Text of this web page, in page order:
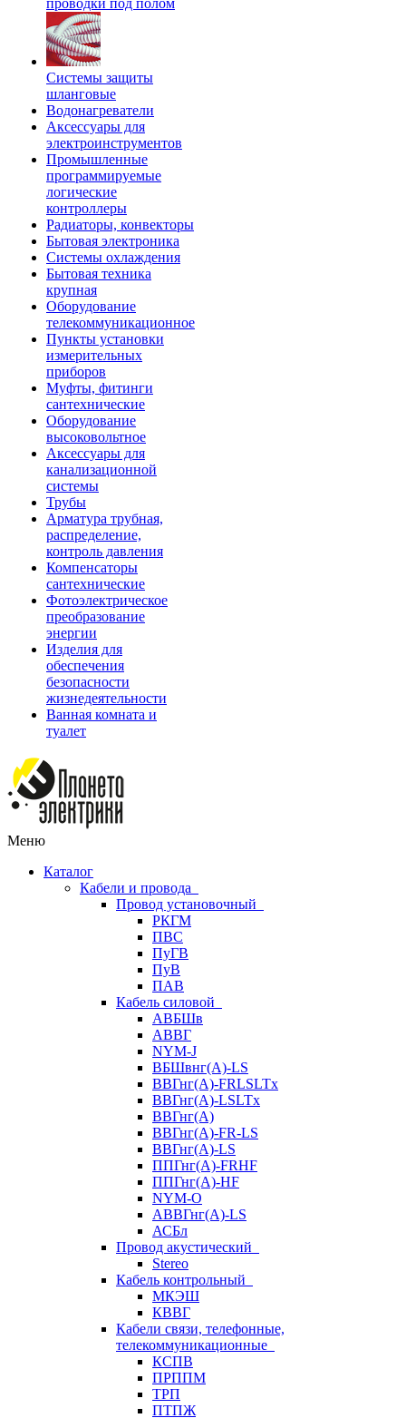
проводки под полом
Системы защиты
шланговые
Водонагреватели
Аксессуары для
электроинструментов
Промышленные
программируемые
логические
контроллеры
Радиаторы, конвекторы
Бытовая электроника
Системы охлаждения
Бытовая техника
крупная
Оборудование
телекоммуникационное
Пункты установки
измерительных
приборов
Муфты, фитинги
сантехнические
Оборудование
высоковольтное
Аксессуары для
канализационной
системы
Трубы
Арматура трубная,
распределение,
контроль давления
Компенсаторы
сантехнические
Фотоэлектрическое
преобразование
энергии
Изделия для
обеспечения
безопасности
жизнедеятельности
Ванная комната и
туалет
Меню
Каталог
Кабели и провода
Провод установочный
РКГМ
ПВС
ПуГВ
ПуВ
ПАВ
Кабель силовой
АВБШв
АВВГ
NYM-J
ВБШвнг(А)-LS
ВВГнг(A)-FRLSLTx
ВВГнг(A)-LSLTx
ВВГнг(А)
ВВГнг(А)-FR-LS
ВВГнг(А)-LS
ППГнг(А)-FRHF
ППГнг(А)-HF
NYM-O
АВВГнг(А)-LS
АСБл
Провод акустический
Stereo
Кабель контрольный
МКЭШ
КВВГ
Кабели связи, телефонные,
телекоммуникационные
КСПВ
ПРППМ
ТРП
ПТПЖ